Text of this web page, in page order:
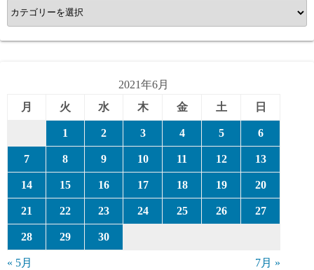
カ
テ
ゴ
2021年6月
月
火 水 木 金 土 日
1 2 3 4 5 6
7 8 9 10 11 12 13
14 15 16 17 18 19 20
21 22 23 24 25 26 27
28 29 30
« 5月 7月 »